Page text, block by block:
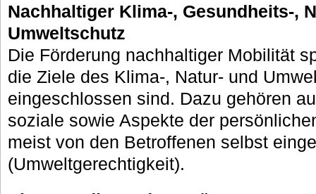
Nachhaltiger Klima-, Gesundheits-,
Umweltschutz
Die Förderung nachhaltiger Mobilität
die Ziele des Klima-, Natur- und
eingeschlossen sind. Dazu gehören
soziale sowie Aspekte der
meist von den Betroffenen selbst
(Umweltgerechtigkeit).